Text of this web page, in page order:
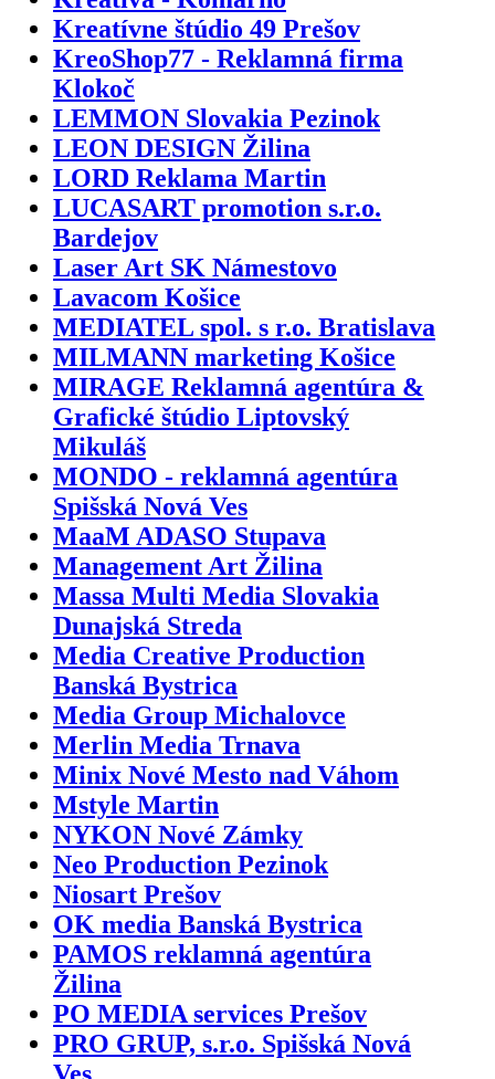
Kreatívne štúdio 49 Prešov
KreoShop77 - Reklamná firma
Klokoč
LEMMON Slovakia Pezinok
LEON DESIGN Žilina
LORD Reklama Martin
LUCASART promotion s.r.o.
Bardejov
Laser Art SK Námestovo
Lavacom Košice
MEDIATEL spol. s r.o. Bratislava
MILMANN marketing Košice
MIRAGE Reklamná agentúra &
Grafické štúdio Liptovský
Mikuláš
MONDO - reklamná agentúra
Spišská Nová Ves
MaaM ADASO Stupava
Management Art Žilina
Massa Multi Media Slovakia
Dunajská Streda
Media Creative Production
Banská Bystrica
Media Group Michalovce
Merlin Media Trnava
Minix Nové Mesto nad Váhom
Mstyle Martin
NYKON Nové Zámky
Neo Production Pezinok
Niosart Prešov
OK media Banská Bystrica
PAMOS reklamná agentúra
Žilina
PO MEDIA services Prešov
PRO GRUP, s.r.o. Spišská Nová